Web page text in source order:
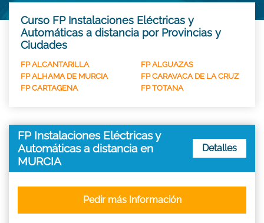
Curso FP Instalaciones Eléctricas y
Automáticas a distancia por Provincias y
Ciudades
FP ALCANTARILLA
FP ALGUAZAS
FP ALHAMA DE MURCIA
FP CARAVACA DE LA CRUZ
FP CARTAGENA
FP TOTANA
FP Instalaciones Eléctricas y
Automáticas a distancia en
MURCIA
Detalles
Pedir más Información